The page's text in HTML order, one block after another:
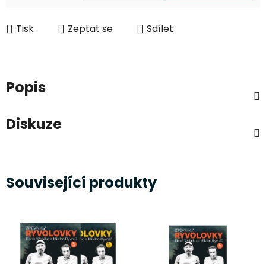
Tisk Zeptat se Sdílet
Popis
Diskuze
Související produkty